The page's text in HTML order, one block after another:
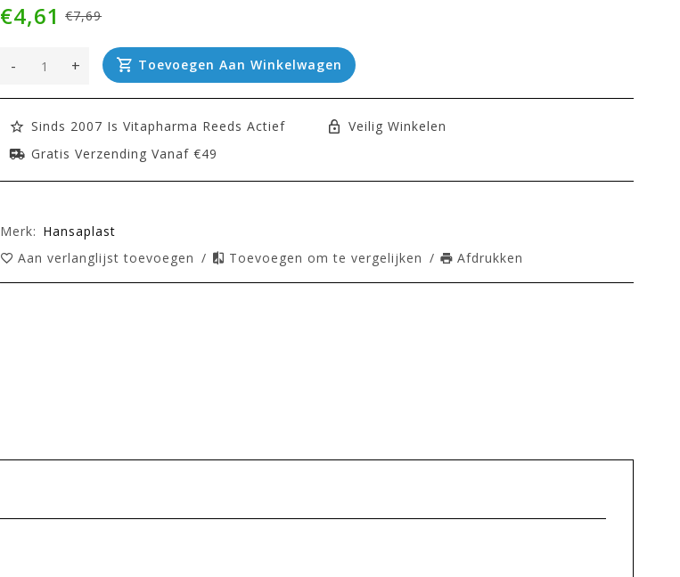
€7,69
€4,61
+
- Toevoegen Aan Winkelwagen
Sinds 2007 Is Vitapharma Reeds Actief
Veilig Winkelen
Gratis Verzending Vanaf €49
Merk: Hansaplast
Aan verlanglijst toevoegen / Toevoegen om te vergelijken / Afdrukken